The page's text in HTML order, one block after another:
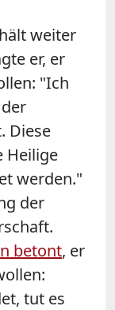
weiter
er, er
"Ich
Diese
Heilige
werden."
der
betont, er
tut es